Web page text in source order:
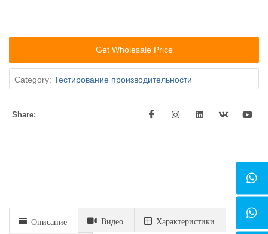
Get Wholesale Price
Category: Тестирование производительности
Share:
Описание Видео Xарактеристики